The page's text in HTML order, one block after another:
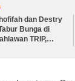
dan Destry
Bunga di
TRIP,